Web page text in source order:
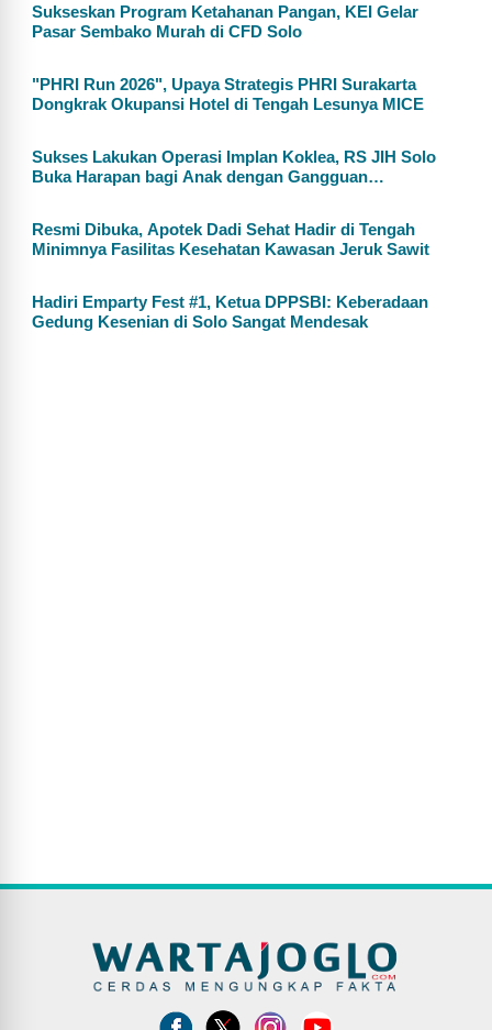
Sukseskan Program Ketahanan Pangan, KEI Gelar
Pasar Sembako Murah di CFD Solo
"PHRI Run 2026", Upaya Strategis PHRI Surakarta
Dongkrak Okupansi Hotel di Tengah Lesunya MICE
Sukses Lakukan Operasi Implan Koklea, RS JIH Solo
Buka Harapan bagi Anak dengan Gangguan
Resmi Dibuka, Apotek Dadi Sehat Hadir di Tengah
Minimnya Fasilitas Kesehatan Kawasan Jeruk Sawit
Hadiri Emparty Fest #1, Ketua DPPSBI: Keberadaan
Gedung Kesenian di Solo Sangat Mendesak